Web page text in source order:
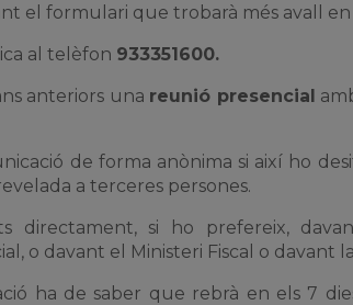
el formulari que trobarà més avall
al telèfon 933351600.
anteriors una reunió presencial
de forma anònima si així ho
a terceres persones.
directament, si ho prefereix,
o davant el Ministeri Fiscal o davant
ha de saber que rebrà en els 7